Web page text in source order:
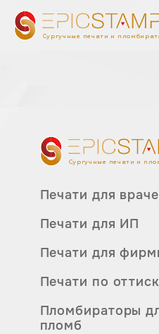
Сургучные печати и
Сургучные печати и
Печати для
Печати для ИП
Печати для
Печати по
Пломбираторы
пломб